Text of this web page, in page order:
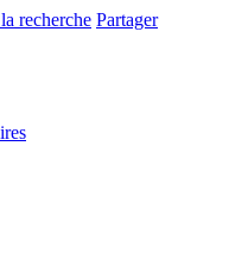
recherche Partager